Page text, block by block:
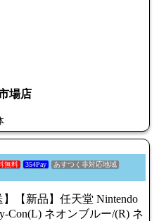
場店
無料 354Pay
あすつく非対応地域
【新品】任天堂 Nintendo
Con(L) ネオンブルー/(R) ネ